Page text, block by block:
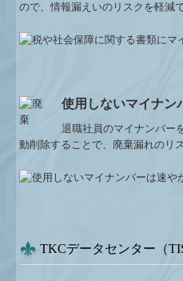
ので、情報漏えいのリスクを軽減
使用しないマイナン
退職社員のマイナンバー
動削除することで、廃棄漏れのリ
TKCデータセンター（